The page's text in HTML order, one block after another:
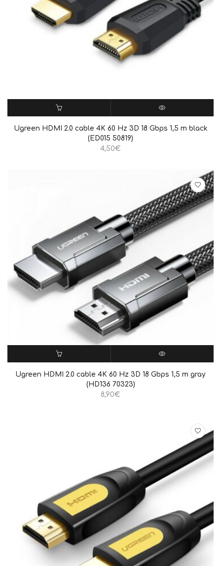
ΠΡΟΣΘΉΚΗ ΣΤΟ ΚΑΛΆΘΙ QUICK VIEW
Ugreen HDMI 2.0 cable 4K 60 Hz 3D 18 Gbps 1,5 m black
(ED015 50819)
4,50€
ΠΡΟΣΘΉΚΗ ΣΤΟ ΚΑΛΆΘΙ QUICK VIEW
Ugreen HDMI 2.0 cable 4K 60 Hz 3D 18 Gbps 1,5 m gray
(HD136 70323)
8,90€